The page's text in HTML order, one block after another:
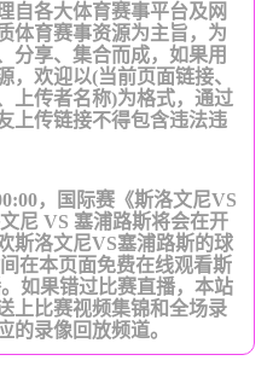
自各大体育赛事平台及网
体育赛事资源为主旨，为
分享、集合而成，如果用
，欢迎以(当前页面链接、
上传者名称)为格式，通过
上传链接不得包含违法违
，国际赛《斯洛文尼VS
尼 VS 塞浦路斯将会在开
斯洛文尼VS塞浦路斯的球
在本页面免费在线观看斯
如果错过比赛直播，本站
上比赛视频集锦和全场录
的录像回放频道。